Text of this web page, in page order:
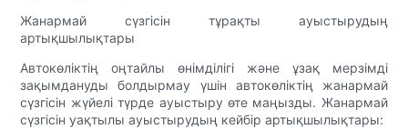
Жанармай сүзгісін тұрақты ауыстырудың
артықшылықтары
Автокөліктің оңтайлы өнімділігі және ұзақ мерзімді
зақымдануды болдырмау үшін автокөліктің жанармай
сүзгісін жүйелі түрде ауыстыру өте маңызды. Жанармай
сүзгісін уақтылы ауыстырудың кейбір артықшылықтары: